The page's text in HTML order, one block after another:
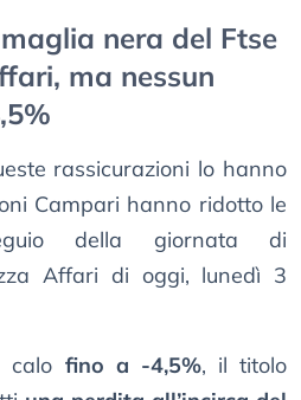
nera del Ftse
ma nessun
rassicurazioni lo hanno
Campari hanno ridotto le
della giornata di
Affari di oggi, lunedì 3
calo fino a -4,5%, il titolo